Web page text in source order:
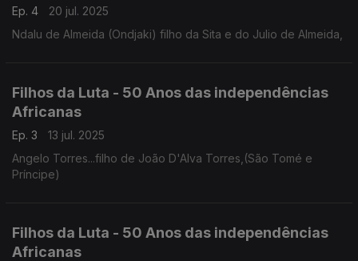
Ep. 4
20 jul. 2025
Ndalu de Almeida (Ondjaki) filho da Sita e do Julio de Almeida,
Filhos da Luta - 50 Anos das independências
Africanas
Ep. 3
13 jul. 2025
Angelo Torres...filho de João D'Alva Torres,(São Tomé e
Príncipe)
Filhos da Luta - 50 Anos das independências
Africanas